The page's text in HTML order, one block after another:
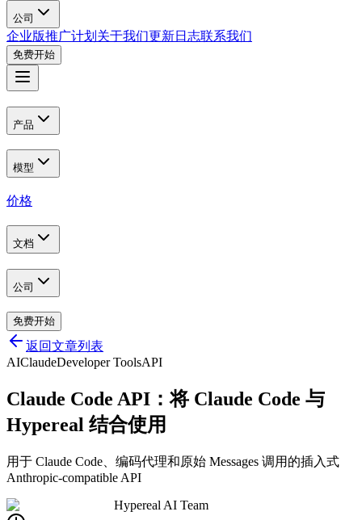
公司
企业版推广计划 关于我们更新日志联系我们
免费开始
产品
模型
价格
文档
公司
免费开始
返回文章列表
AIClaudeDeveloper ToolsAPI
Claude Code API：将 Claude Code 与
Hypereal 结合使用
用于 Claude Code、编码代理和原始 Messages 调用的插入式
Anthropic-compatible API
Hypereal AI Team